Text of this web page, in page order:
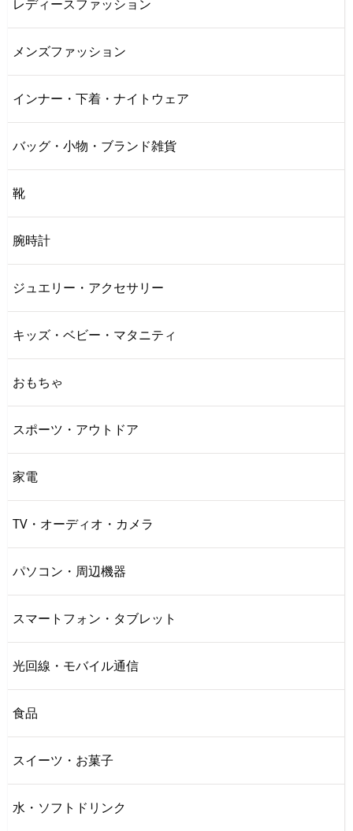
レディースファッション
メンズファッション
インナー・下着・ナイトウェア
バッグ・小物・ブランド雑貨
靴
腕時計
ジュエリー・アクセサリー
キッズ・ベビー・マタニティ
おもちゃ
スポーツ・アウトドア
家電
TV・オーディオ・カメラ
パソコン・周辺機器
スマートフォン・タブレット
光回線・モバイル通信
食品
スイーツ・お菓子
水・ソフトドリンク